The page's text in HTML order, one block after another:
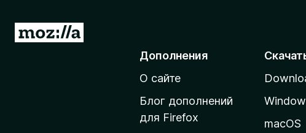
П
Дополнения
О сайте
Блог дополнений
для Firefox
macOS